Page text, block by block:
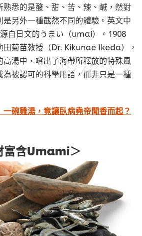
悉的是酸、甜、苦、辣、鹹，然對
另外一種截然不同的體驗。英文中
自日文的うまい（umai）。1908
田菊苗教授（Dr. Kikunae Ikeda），
湯中，嚐出了海帶所釋放的特殊風
被認可的科學用語，而非只是一種
一碗雞湯，竟讓臥病堯帝聞香而起？
富含Umami＞